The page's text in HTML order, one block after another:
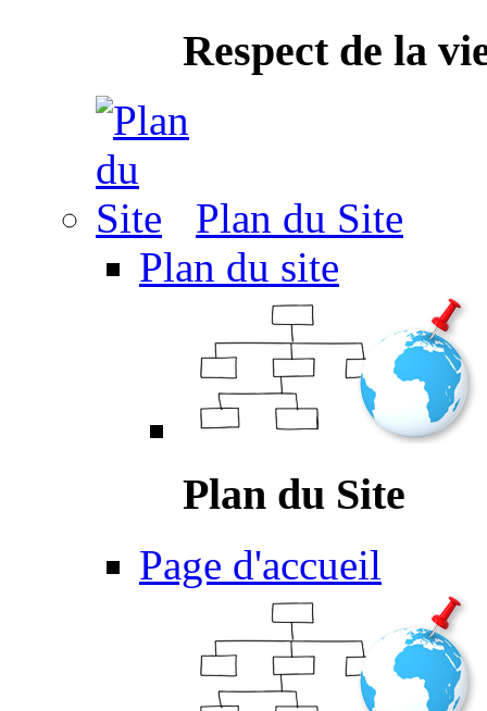
Respect de la
Plan du Site
Plan du site
Plan du Site
Page d'accueil